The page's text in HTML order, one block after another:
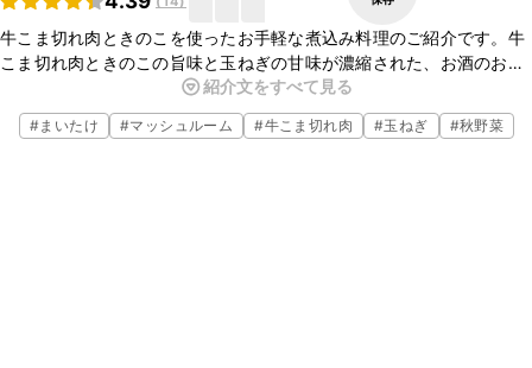
牛こま切れ肉ときのこを使ったお手軽な煮込み料理のご紹介です。牛
こま切れ肉ときのこの旨味と玉ねぎの甘味が濃縮された、お酒のお供
にもぴったりな一品です。普段の食卓にはもちろん、ちょっとしたお
もてなしにもおすすめですよ。ぜひ作ってみてくださいね。
紹介文をすべて見る
#まいたけ #マッシュルーム #牛こま切れ肉 #玉ねぎ #秋野菜